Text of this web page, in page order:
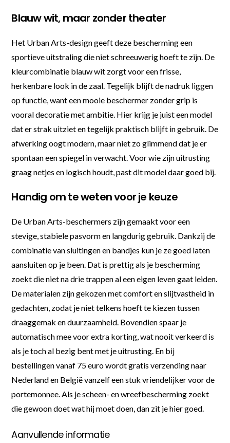
Blauw wit, maar zonder theater
Het Urban Arts-design geeft deze bescherming een
sportieve uitstraling die niet schreeuwerig hoeft te zijn. De
kleurcombinatie blauw wit zorgt voor een frisse,
herkenbare look in de zaal. Tegelijk blijft de nadruk liggen
op functie, want een mooie beschermer zonder grip is
vooral decoratie met ambitie. Hier krijg je juist een model
dat er strak uitziet en tegelijk praktisch blijft in gebruik. De
afwerking oogt modern, maar niet zo glimmend dat je er
spontaan een spiegel in verwacht. Voor wie zijn uitrusting
graag netjes en logisch houdt, past dit model daar goed bij.
Handig om te weten voor je keuze
De Urban Arts-beschermers zijn gemaakt voor een
stevige, stabiele pasvorm en langdurig gebruik. Dankzij de
combinatie van sluitingen en bandjes kun je ze goed laten
aansluiten op je been. Dat is prettig als je bescherming
zoekt die niet na drie trappen al een eigen leven gaat leiden.
De materialen zijn gekozen met comfort en slijtvastheid in
gedachten, zodat je niet telkens hoeft te kiezen tussen
draaggemak en duurzaamheid. Bovendien spaar je
automatisch mee voor extra korting, wat nooit verkeerd is
als je toch al bezig bent met je uitrusting. En bij
bestellingen vanaf 75 euro wordt gratis verzending naar
Nederland en België vanzelf een stuk vriendelijker voor de
portemonnee. Als je scheen- en wreefbescherming zoekt
die gewoon doet wat hij moet doen, dan zit je hier goed.
Aanvullende informatie